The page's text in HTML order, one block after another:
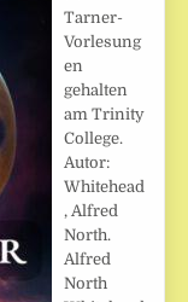
Tarner-
Vorlesung
en
gehalten
am Trinity
College.
Autor:
Whitehead
, Alfred
North.
Alfred
North